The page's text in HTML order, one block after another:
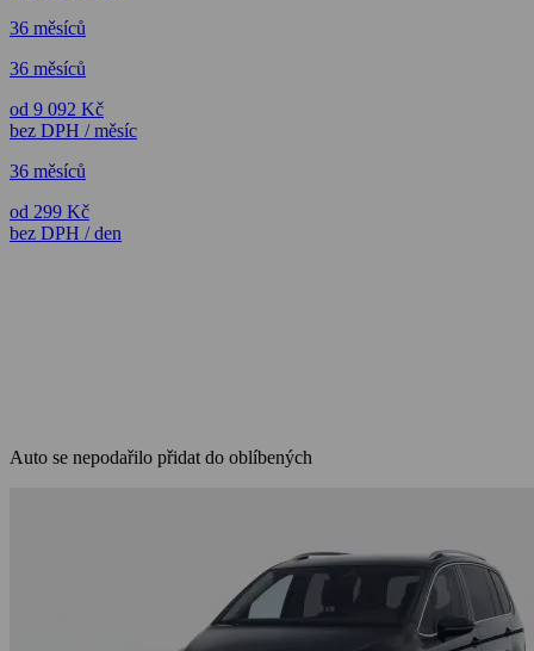
36 měsíců
36 měsíců
od 9 092 Kč
bez DPH / měsíc
36 měsíců
od 299 Kč
bez DPH / den
Auto se nepodařilo přidat do oblíbených